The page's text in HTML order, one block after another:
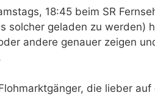
18:45 beim SR
solcher geladen zu werden)
andere genauer zeigen
die lieber